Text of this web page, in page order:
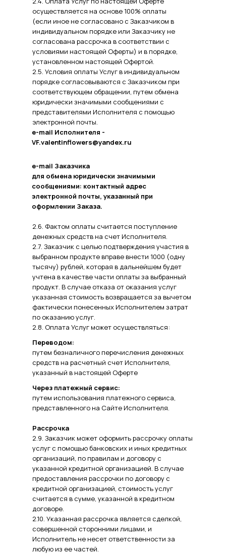
осуществляется на основе 100% оплаты
(если иное не согласовано с Заказчиком в
индивидуальном порядке или Заказчику не
согласована рассрочка в соответствии с
условиями настоящей Оферты) и в порядке,
установленном настоящей Офертой.
2.5. Условия оплаты Услуг в индивидуальном
порядке согласовываются с Заказчиком при
соответствующем обращении, путем обмена
юридически значимыми сообщениями с
представителями Исполнителя с помощью
электронной почты.
e-mail Исполнителя -
VF.valentinflowers@yandex.ru
e-mail Заказчика
для обмена юридически значимыми
сообщениями: контактный адрес
электронной почты, указанный при
оформлении Заказа.
2.6. Фактом оплаты считается поступление
денежных средств на счет Исполнителя.
2.7. Заказчик с целью подтверждения участия в
выбранном продукте вправе внести 1000 (одну
тысячу) рублей, которая в дальнейшем будет
учтена в качестве части оплаты за выбранный
продукт. В случае отказа от оказания услуг
указанная стоимость возвращается за вычетом
фактически понесенных Исполнителем затрат
по оказанию услуг.
2.8. Оплата Услуг может осуществляться:
Переводом:
путем безналичного перечисления денежных
средств на расчетный счет Исполнителя,
указанный в настоящей Оферте
Через платежный сервис:
путем использования платежного сервиса,
представленного на Сайте Исполнителя.
Рассрочка
2.9. Заказчик может оформить рассрочку оплаты
услуг с помощью банковских и иных кредитных
организаций, по правилам и договору с
указанной кредитной организацией. В случае
предоставления рассрочки по договору с
кредитной организацией, стоимость услуг
считается в сумме, указанной в кредитном
договоре.
2.10. Указанная рассрочка является сделкой,
совершенной сторонними лицами, и
Исполнитель не несет ответственности за
любую из ее частей.